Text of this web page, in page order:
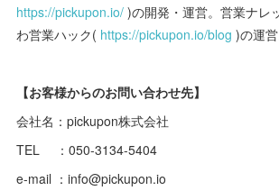
https://pickupon.io/ )の開発・運営。営業ナレ
わ営業ハック( https://pickupon.io/blog )の運営
【お客様からのお問い合わせ先】
会社名：pickupon株式会社
TEL ：050-3134-5404
e-mail ：info@pickupon.io